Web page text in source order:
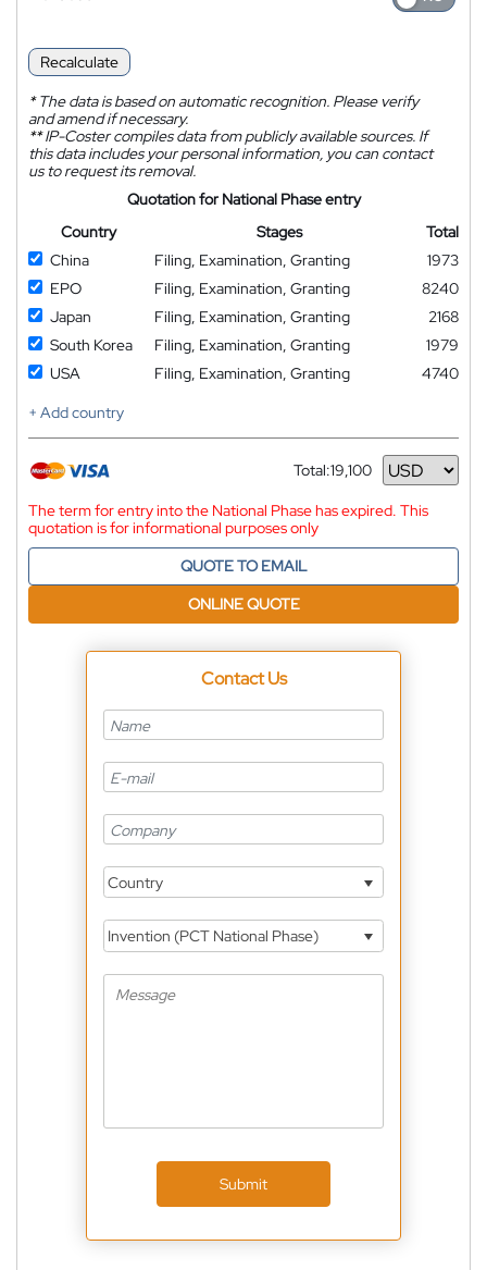
Recalculate
*The data is based on automatic recognition. Please verify
and amend if necessary.
**IP-Coster compiles data from publicly available sources. If
this data includes your personal information, you can contact
us to request its removal.
Quotation for National Phase entry
Country
Stages
Total
China
Filing, Examination, Granting
1973
EPO
Filing, Examination, Granting
8240
Japan
Filing, Examination, Granting
2168
South Korea
Filing, Examination, Granting
1979
USA
Filing, Examination, Granting
4740
+ Add country
Total:19,100
Currency
The term for entry into the National Phase has expired. This
quotation is for informational purposes only
QUOTE TO EMAIL
ONLINE QUOTE
Contact Us
Country
Invention (PCT National Phase)
Submit